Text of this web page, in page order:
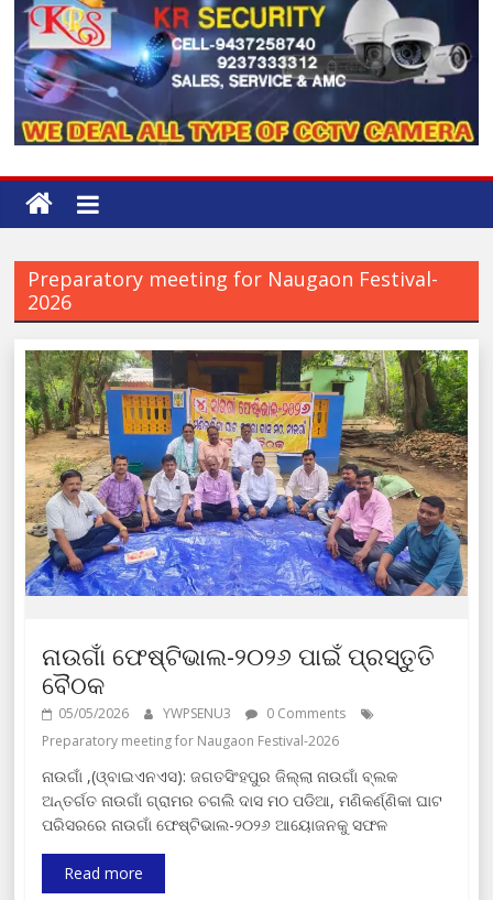
Preparatory meeting for Naugaon Festival-
2026
ନାଉଗାଁ ଫେଷ୍ଟିଭାଲ-୨୦୨୬ ପାଇଁ ପ୍ରସ୍ତୁତି
ବୈଠକ
05/05/2026 YWPSENU3
0 Comments
Preparatory meeting for Naugaon Festival-2026
ନାଉଗାଁ ,(ଓ୍ବାଇଏନଏସ): ଜଗତସିଂହପୁର ଜିଲ୍ଲା ନାଉଗାଁ ବ୍ଲକ
ଅନ୍ତର୍ଗତ ନାଉଗାଁ ଗ୍ରାମର ଚଗଲି ଦାସ ମଠ ପଡିଆ, ମଣିକର୍ଣ୍ଣିକା ଘାଟ
ପରିସରରେ ନାଉଗାଁ ଫେଷ୍ଟିଭାଲ-୨୦୨୬ ଆୟୋଜନକୁ ସଫଳ
Read more